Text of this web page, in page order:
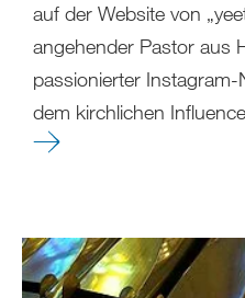
auf der Website von
angehender Pastor aus
passionierter
dem kirchlichen